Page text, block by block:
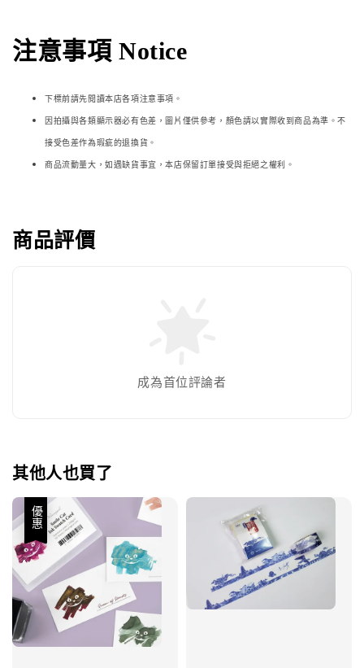
注意事項 Notice
下標前請先閱讀本店各項注意事項。
因拍攝與各類顯示器必有色差，圖片僅供參考，顏色請以實際收到商品為準。不
接受色差作為瑕疵的退換貨。
商品流動量大，如遇缺貨事宜，本店保留訂單接受與拒絕之權利。
商品評價
成為首位評論者
其他人也買了
優惠